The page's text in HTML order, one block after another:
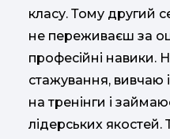
класу. Тому другий
не переживаєш за
професійні навики.
стажування, вивчаю
на тренінги і
лідерських якостей.